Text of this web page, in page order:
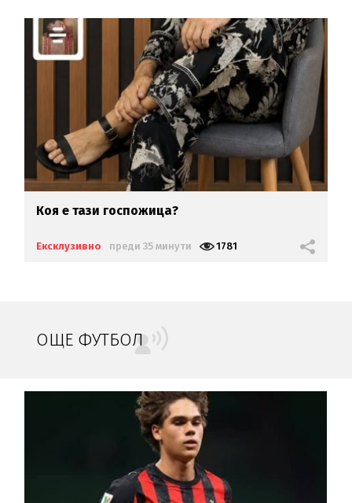
Коя е тази госпожица?
Ексклузивно преди 35 минути 1781
ОЩЕ ФУТБОЛ